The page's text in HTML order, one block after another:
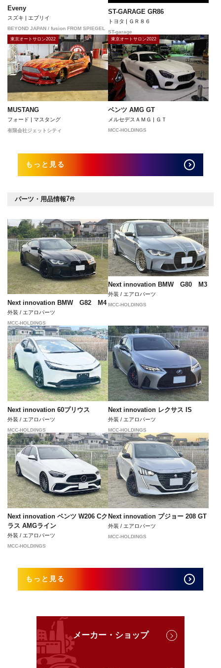
Eveny
スズキ | エブリイ
BEYOND JAPAN / fusion FROM SPIEGEL
ST-GARAGE GR86
トヨタ | ＧＲ８６
ST-garage
東京オートサロン2022
MUSTANG
フォード | マスタング
有限会社ジェットシティ
東京オートサロン2022
ベンツ AMG GT
メルセデスＡＭＧ | ＧＴ
MCC-HOLDINGS
もっと見る
パーツ・用品情報7件
Next innovation BMW G82 M4
外装 / エアロパーツ
MCC-HOLDINGS
Next innovation BMW G80 M3
外装 / エアロパーツ
MCC-HOLDINGS
Next innovation 60プリウス
外装 / エアロパーツ
MCC-HOLDINGS
Next innovation レクサス IS
外装 / エアロパーツ
MCC-HOLDINGS
Next innovation ベンツ W206 Cク
ラス AMGライン
外装 / エアロパーツ
MCC-HOLDINGS
Next innovation プジョー 208 GT
外装 / エアロパーツ
MCC-HOLDINGS
もっと見る
メーカー・ショップ